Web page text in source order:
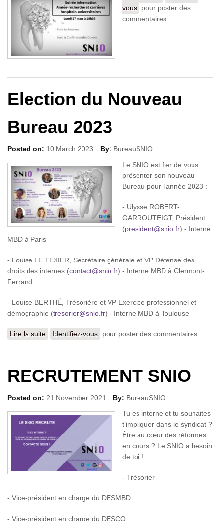
information année-
recherche et
vous
pour poster des
commentaires
Election du Nouveau
Bureau 2023
Posted on: 10 March 2023 By: BureauSNIO
Le SNIO est fier de vous
présenter son nouveau
Bureau pour l'année 2023 :
- Ulysse ROBERT-
GARROUTEIGT, Président
(president@snio.fr) - Interne
MBD à Paris
- Louise LE TEXIER, Secrétaire générale et VP Défense des
droits des internes (contact@snio.fr) - Interne MBD à Clermont-
Ferrand
- Louise BERTHÉ, Trésorière et VP Exercice professionnel et
démographie (tresorier@snio.fr) - Interne MBD à Toulouse
Lire la suite de Election du Nouveau Bureau 2023
Identifiez-vous pour poster des commentaires
RECRUTEMENT SNIO
Posted on: 21 November 2021 By: BureauSNIO
Tu es interne et tu souhaites
t’impliquer dans le syndicat ?
Être au cœur des réformes
en cours ? Le SNIO a besoin
de toi !
- Trésorier
- Vice-président en charge du DESMBD
- Vice-président en charge du DESCO